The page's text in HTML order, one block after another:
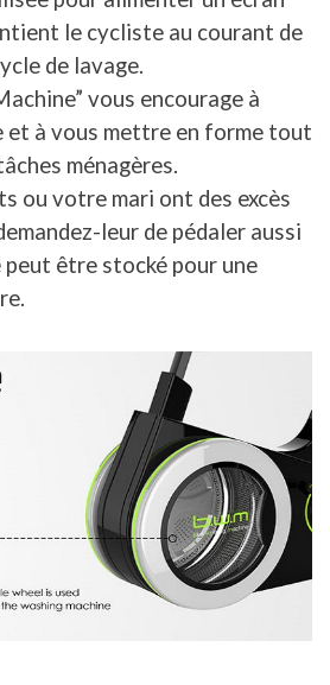
le cycliste au courant de
de lavage.
vous encourage à
et à vous mettre en forme tout
ménagères.
ou votre mari ont des excès
leur de pédaler aussi
peut être stocké pour une